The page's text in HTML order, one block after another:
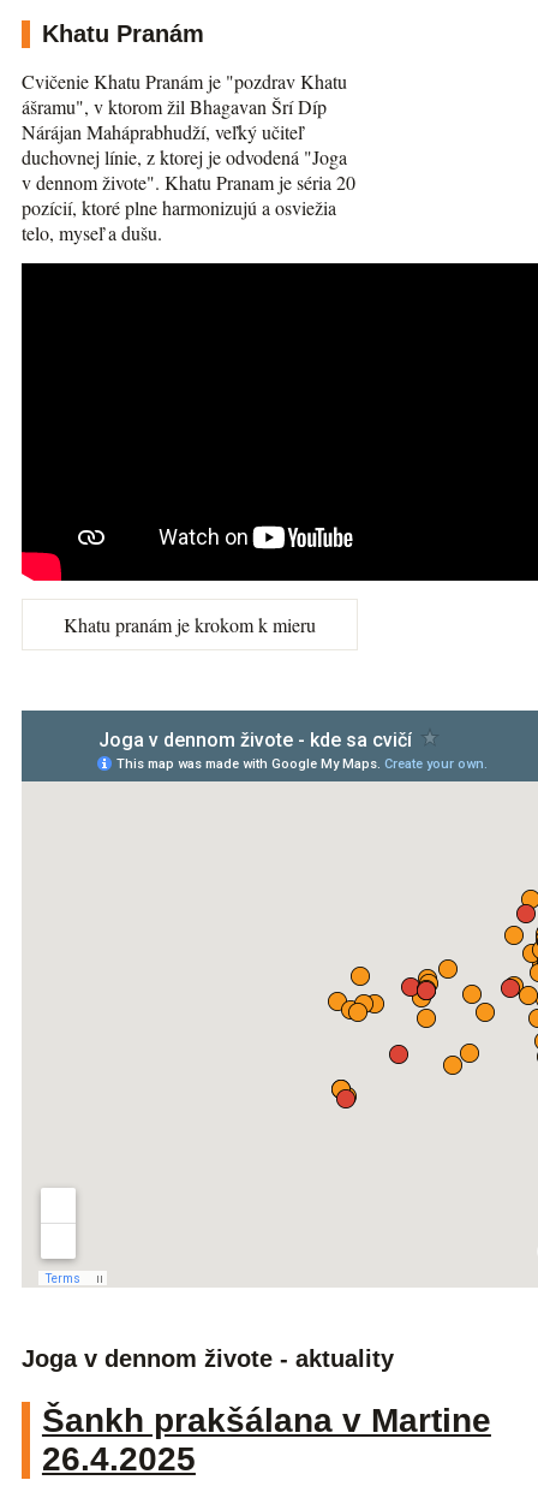
Khatu Pranám
Cvičenie Khatu Pranám je "pozdrav Khatu
ášramu", v ktorom žil Bhagavan Šrí Díp
Nárájan Maháprabhudží, veľký učiteľ
duchovnej línie, z ktorej je odvodená "Joga
v dennom živote". Khatu Pranam je séria 20
pozícií, ktoré plne harmonizujú a osviežia
telo, myseľ a dušu.
Khatu pranám je krokom k mieru
Joga v dennom živote - aktuality
Šankh prakšálana v Martine
26.4.2025